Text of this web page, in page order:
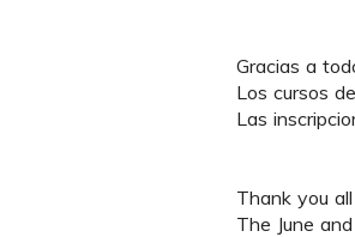
Gracias a
Los cursos
Las
Thank you
The June